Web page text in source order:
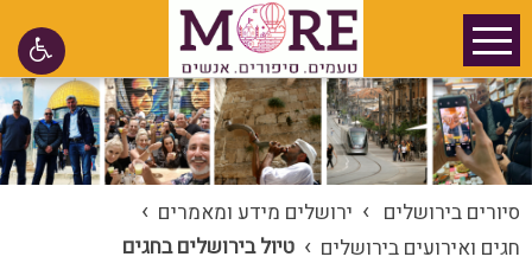
סיורים בירושלים › ירושלים מידע ומאמרים ›
חגים ואירועים בירושלים › טיול בירושלים בחגים